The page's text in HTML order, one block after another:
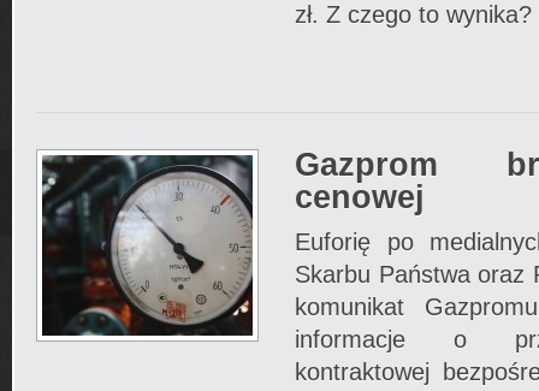
zł. Z czego to wynika?
Gazprom
cenowej
Euforię po
Skarbu Państwa oraz
komunikat
informacje o
kontraktowej